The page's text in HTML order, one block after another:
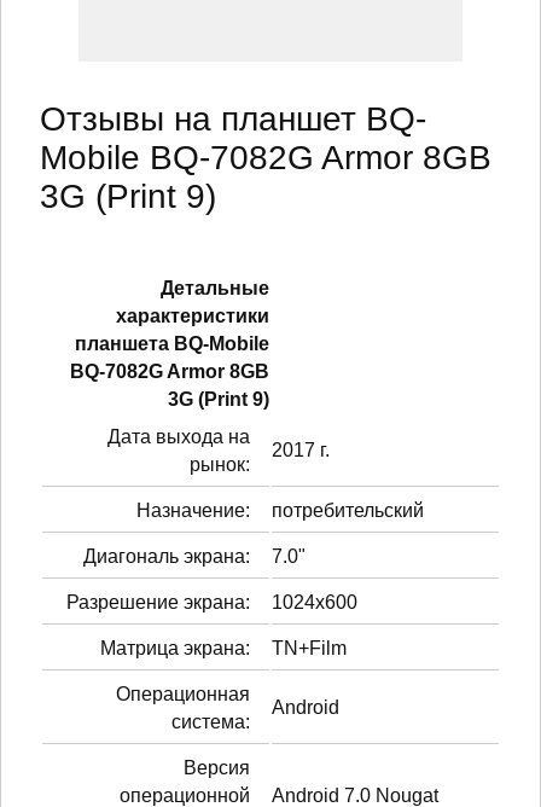
Отзывы на планшет BQ-
Mobile BQ-7082G Armor 8GB
3G (Print 9)
Детальные
характеристики
планшетa BQ-Mobile
BQ-7082G Armor 8GB
3G (Print 9)
Дата выхода на
рынок:
2017 г.
Назначение: потребительский
Диагональ экрана: 7.0"
Разрешение экрана: 1024x600
Матрица экрана: TN+Film
Операционная
система:
Android
Версия
операционной
Android 7.0 Nougat